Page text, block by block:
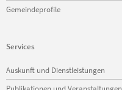
Gemeindeprofile
Services
Navigation
überspringen
Auskunft und Dienstleistungen